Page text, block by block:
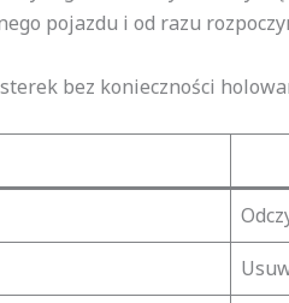
pojazdu i od razu
bez konieczności